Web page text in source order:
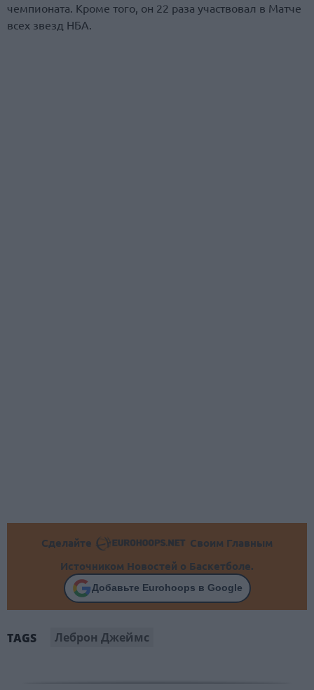
чемпионата. Кроме того, он 22 раза участвовал в Матче
всех звезд НБА.
Сделайте
Своим Главным
Источником Новостей о Баскетболе.
Добавьте Eurohoops в Google
TAGS Леброн Джеймс